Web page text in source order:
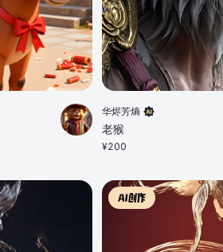
华烬芳熵
老猴
¥200